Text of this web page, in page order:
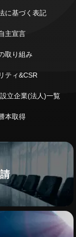
に基づく表記
主宣言
取り組み
ティ&CSR
立企業(法人)一覧
本取得